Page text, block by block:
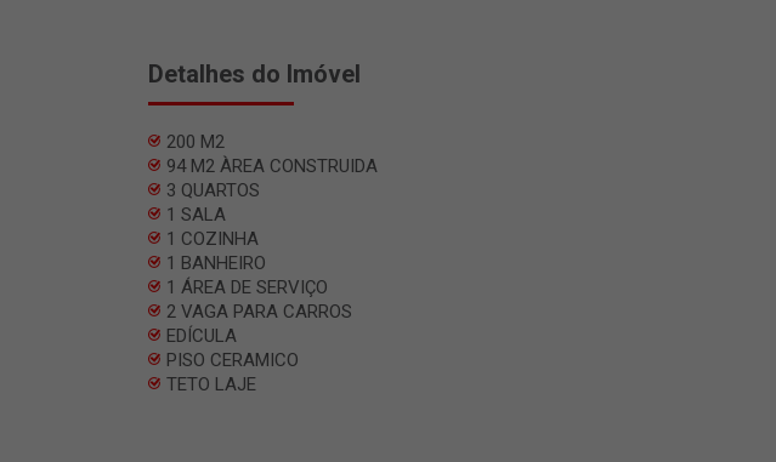
Detalhes do Imóvel
200 M2
94 M2 ÀREA CONSTRUIDA
3 QUARTOS
1 SALA
1 COZINHA
1 BANHEIRO
1 ÁREA DE SERVIÇO
2 VAGA PARA CARROS
EDÍCULA
PISO CERAMICO
TETO LAJE